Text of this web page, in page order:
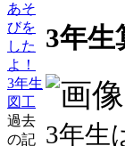
あそ
びを
した
よ！
3年生
図工
過去
の記
3年生
3年生